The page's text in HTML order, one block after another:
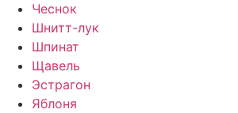
Чеснок
Шнитт-лук
Шпинат
Щавель
Эстрагон
Яблоня